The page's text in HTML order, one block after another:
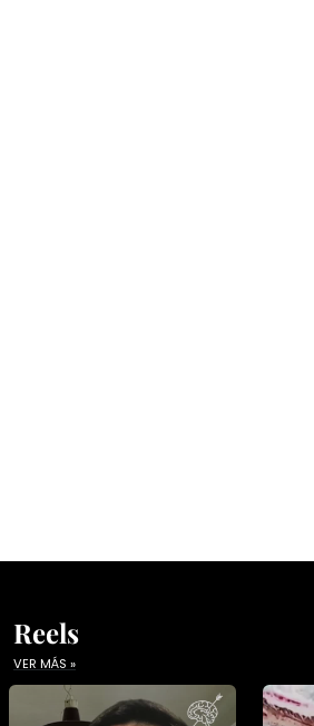
Reels
VER MÁS »